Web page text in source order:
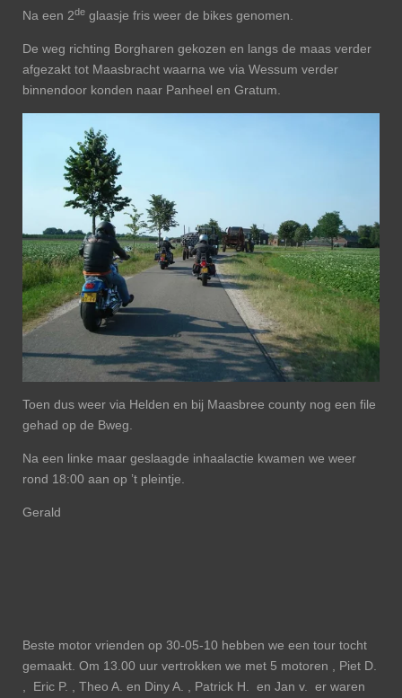
Na een 2de glaasje fris weer de bikes genomen.
De weg richting Borgharen gekozen en langs de maas verder
afgezakt tot Maasbracht waarna we via Wessum verder
binnendoor konden naar Panheel en Gratum.
Toen dus weer via Helden en bij Maasbree county nog een file
gehad op de Bweg.
Na een linke maar geslaagde inhaalactie kwamen we weer
rond 18:00 aan op ’t pleintje.
Gerald
Beste motor vrienden op 30-05-10 hebben we een tour tocht
gemaakt. Om 13.00 uur vertrokken we met 5 motoren , Piet D.
, Eric P. , Theo A. en Diny A. , Patrick H. en Jan v. er waren